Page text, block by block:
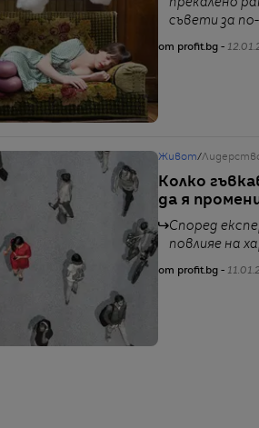
прекалено
съвети за
от profit.bg -
Живот/
Колко
да я
Според
повлияе на
от profit.bg -